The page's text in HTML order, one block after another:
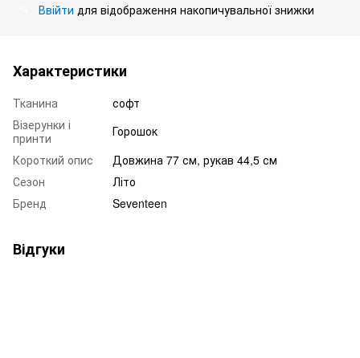
Ввійти для відображення накопичувальної знижки
Характеристики
Тканина
софт
Візерунки і
принти
Горошок
Короткий опис
Довжина 77 см, рукав 44,5 см
Сезон
Літо
Бренд
Seventeen
Відгуки